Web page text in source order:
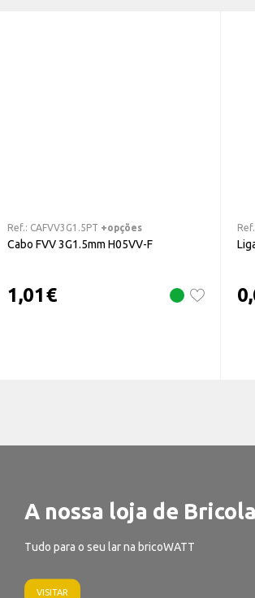
Ref.: CAFVV3G1.5PT +opções
Cabo FVV 3G1.5mm H05VV-F
1,01€
A nossa loja de
Tudo para o seu lar na bricoWATT
VISITAR